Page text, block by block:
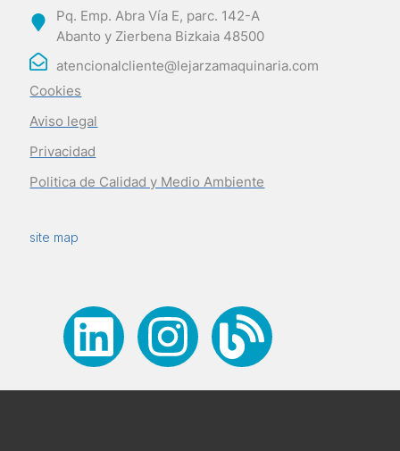
Pq. Emp. Abra Vía E, parc. 142-A
Abanto y Zierbena Bizkaia 48500
atencionalcliente@lejarzamaquinaria.com
Cookies
Aviso legal
Privacidad
Politica de Calidad y Medio Ambiente
site map